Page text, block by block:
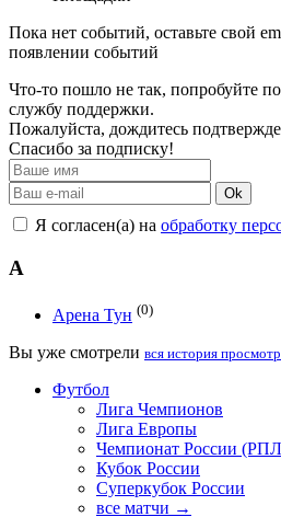
Пока нет событий, оставьте свой
появлении событий
Что-то пошло не так, попробуйте
службу поддержки.
Пожалуйста, дождитесь
Спасибо за подписку!
Ok
Я согласен(а) на обработку
А
Арена Тун (0)
Вы уже смотрели вся история
Футбол
Лига Чемпионов
Лига Европы
Чемпионат России
Кубок России
Суперкубок России
все матчи →